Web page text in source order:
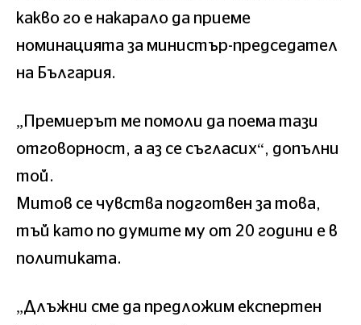
какво го е накарало да приеме
номинацията за министър-председател
на България.
„Премиерът ме помоли да поема тази
отговорност, а аз се съгласих“, допълни
той.
Митов се чувства подготвен за това,
тъй като по думите му от 20 години е в
политиката.
„Длъжни сме да предложим експертен